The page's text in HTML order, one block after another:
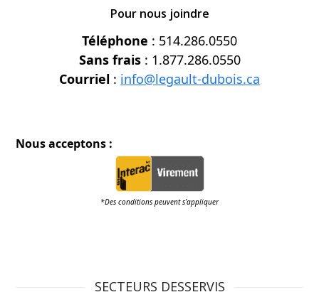
Pour nous joindre
Téléphone : 514.286.0550
Sans frais: 1.877.286.0550
Courriel : info@legault-dubois.ca
Nous acceptons :
*Des conditions peuvent s’appliquer
SECTEURS DESSERVIS